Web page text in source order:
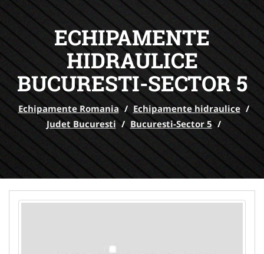
ECHIPAMENTE
HIDRAULICE
BUCURESTI-SECTOR 5
Echipamente Romania / Echipamente hidraulice /
Judet Bucuresti / Bucuresti-Sector 5 /